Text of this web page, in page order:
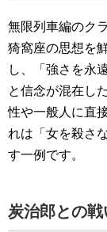
無限列車編のク
猗窩座の思想を
し、「強さを永
と信念が混在し
性や一般人に直
れは「女を殺さ
す一例です。
炭治郎との戦